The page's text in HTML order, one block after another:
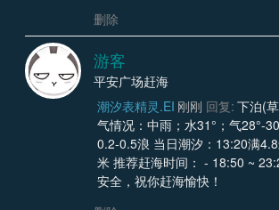
删除
游客
平安广场赶海
潮汐表精灵.EI 刚刚 回复: 下泊(
气情况：中雨；水31°；气28°-
0.2-0.5浪 当日潮汐：13:20满
米 推荐赶海时间： - 18:50 ~
安全，祝你赶海愉快！